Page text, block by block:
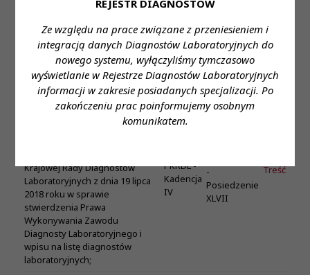
REJESTR DIAGNOSTÓW
Ze względu na prace związane z przeniesieniem i
integracją danych Diagnostów Laboratoryjnych do
nowego systemu, wyłączyliśmy tymczasowo
wyświetlanie w Rejestrze Diagnostów Laboratoryjnych
informacji w zakresie posiadanych specjalizacji. Po
zakończeniu prac poinformujemy osobnym
komunikatem.
dnia 3 listopada 2008 roku w
sprawie ustalenia wzoru
dokumentu „WNIOSEK O WPIS
NA LISTĘ DIAGNOSTÓW
LABORATORYJNYCH“;
Uchwała nr 212/IV/2018
Prezydium Krajowej Rady
Diagnostów Laboratoryjnych
z dnia 13 września 2018 roku
Krajowej Rady Diagnostów
Laboratoryjnych z dnia 19 lipca
2018 roku w sprawie
stwierdzenia Prawa
Wykonywania Zawodu
Diagnosty Laboratoryjnego i
wpisu na listę diagnostów
laboratoryjnych;
PKRDL -
Kadencja
IV
-
Posiedzenie
XLVII
Treść